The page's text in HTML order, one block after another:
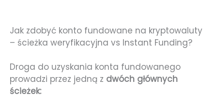
Jak zdobyć konto fundowane na kryptowaluty
– ścieżka weryfikacyjna vs Instant Funding?
Droga do uzyskania konta fundowanego
prowadzi przez jedną z dwóch głównych
ścieżek: